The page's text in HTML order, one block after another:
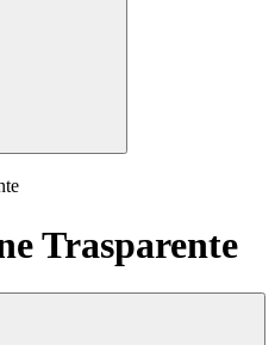
Trasparente